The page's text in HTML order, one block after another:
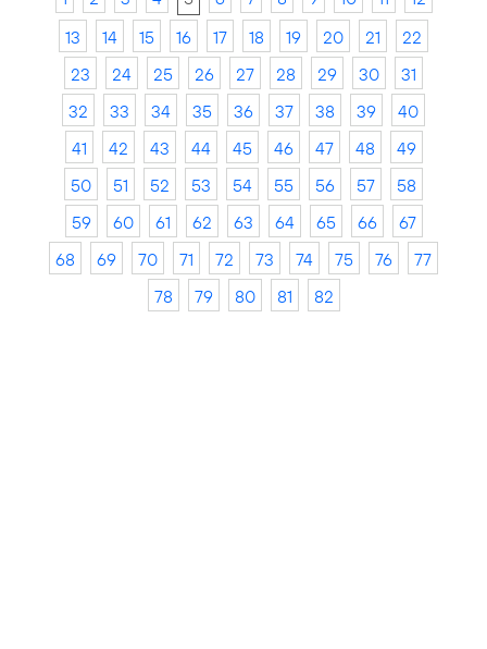
13
14 15 16 17 18 19 20 21
22
23
24 25 26 27 28 29 30
31
32
33 34 35 36 37 38 39
40
41
42 43 44 45 46 47 48
49
50
51 52 53 54 55 56 57
58
59
60 61 62 63 64 65 66
67
68
69 70 71 72 73 74 75 76
77
78
79 80 81 82